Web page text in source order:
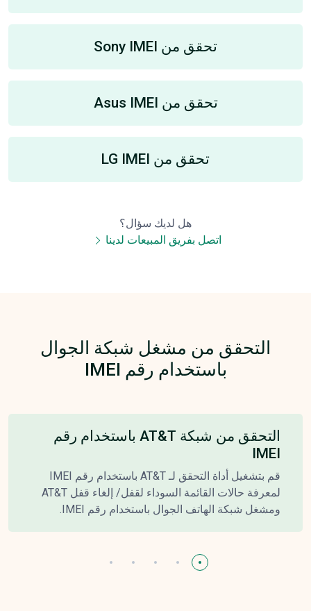
تحقق من Sony IMEI
تحقق من Asus IMEI
تحقق من LG IMEI
هل لديك سؤال؟
اتصل بفريق المبيعات لدينا
التحقق من مشغل شبكة الجوال
باستخدام رقم IMEI
التحقق من شبكة AT&T باستخدام رقم
IMEI
قم بتشغيل أداة التحقق لـ AT&T باستخدام رقم IMEI
لمعرفة حالات القائمة السوداء لقفل/ إلغاء قفل AT&T
ومشغل شبكة الهاتف الجوال باستخدام رقم IMEI.